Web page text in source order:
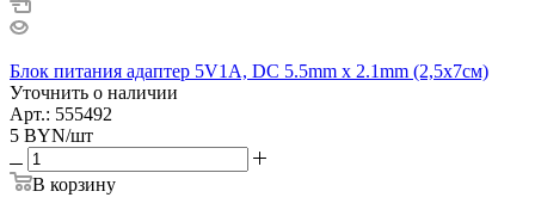
Блок питания адаптер 5V1A, DC 5.5mm x 2.1mm (2,5x7см)
Уточнить о наличии
Арт.: 555492
5 BYN/шт
В корзину